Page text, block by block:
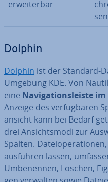
er­wei­ter­bar
sen
Dolphin
Dolphin ist der Standard-
Umgebung KDE. Von
eine Na­vi­ga­ti­ons­leis­te
Anzeige des ver­füg­ba­ren
an­sicht kann bei Bedarf
drei An­sichts­mo­di zur
Spalten.
ausführen lassen,
Um­be­nen­nen, Löschen,